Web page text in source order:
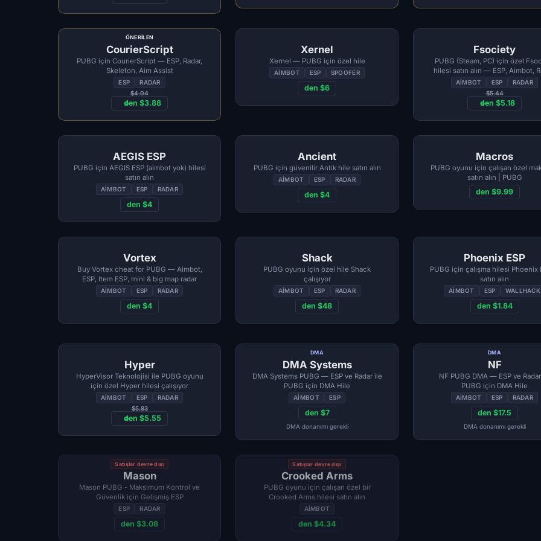
ÖNERILEN
CourierScript
PUBG için CourierScript — ESP, Radar,
Skeleton, Aim Assist
ESP
RADAR
$4.04
den $3.88
Xernel
Xernel — PUBG için özel hile
AIMBOT ESP SPOOFER
den $6
Fsociety
PUBG (Steam, PC) için özel
hilesi satın alın — ESP, Aimbot,
Recoil Control
AIMBOT ESP
RADAR
$5.44
den $5.18
AEGIS ESP
PUBG için AEGIS ESP (aimbot yok) hilesi
satın alın
AIMBOT ESP RADAR
den $4
Ancient
PUBG için güvenilir Antik hile satın alın
AIMBOT ESP RADAR
den $4
Macros
PUBG oyunu için çalışan özel
satın alın | PUBG
den $9.99
Vortex
Buy Vortex cheat for PUBG — Aimbot,
ESP, Item ESP, mini & big map radar
AIMBOT ESP RADAR
den $4
Shack
PUBG oyunu için özel hile Shack
çalışıyor
AIMBOT ESP RADAR
den $48
Phoenix ESP
PUBG için çalışma hilesi Phoenix
satın alın
AIMBOT ESP WALLHACK
den $1.84
Hyper
HyperVisor Teknolojisi ile PUBG oyunu
için özel Hyper hilesi çalışıyor
AIMBOT ESP
RADAR
$5.83
den $5.55
DMA
DMA Systems
DMA Systems PUBG — ESP ve Radar ile
PUBG için DMA Hile
AIMBOT ESP
den $7
DMA donanımı gerekli
DMA
NF
NF PUBG DMA — ESP ve
PUBG için DMA Hile
AIMBOT ESP RADAR
den $17.5
DMA donanımı gerekli
Satışlar devre dışı
Mason
Mason PUBG - Maksimum Kontrol ve
Güvenlik için Gelişmiş ESP
ESP RADAR
den $3.08
Satışlar devre dışı
Crooked Arms
PUBG oyunu için çalışan özel bir
Crooked Arms hilesi satın alın
AIMBOT
den $4.34